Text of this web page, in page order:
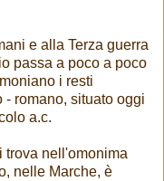
e alla Terza guerra
passa a poco a poco
i resti
romano, situato oggi
a.c.
trova nell'omonima
nelle Marche, è